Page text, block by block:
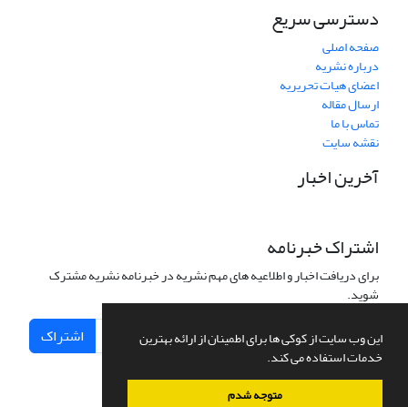
این وب سایت از کوکی ها برای اطمینان از ارائه بهترین
خدمات استفاده می کند.
متوجه شدم
دسترسی سریع
صفحه اصلی
درباره نشریه
اعضای هیات تحریریه
ارسال مقاله
تماس با ما
نقشه سایت
آخرین اخبار
اشتراک خبرنامه
برای دریافت اخبار و اطلاعیه های مهم نشریه در خبرنامه نشریه مشترک
شوید.
اشتراک